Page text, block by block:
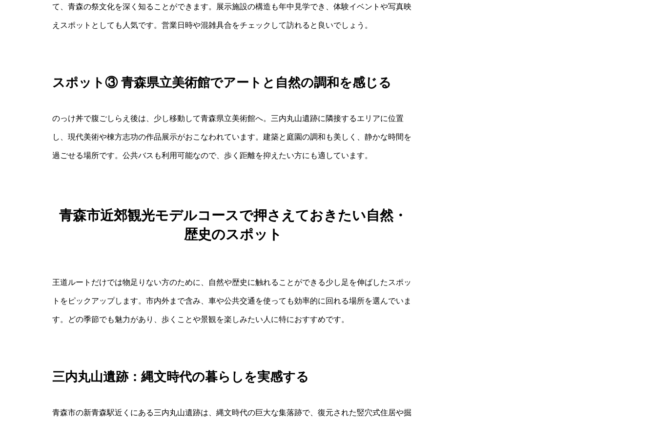
て、青森の祭文化を深く知ることができます。展示施設の構造も年中見学でき、体験イベントや写真映
えスポットとしても人気です。営業日時や混雑具合をチェックして訪れると良いでしょう。
スポット③ 青森県立美術館でアートと自然の調和を感じる
のっけ丼で腹ごしらえ後は、少し移動して青森県立美術館へ。三内丸山遺跡に隣接するエリアに位置
し、現代美術や棟方志功の作品展示がおこなわれています。建築と庭園の調和も美しく、静かな時間を
過ごせる場所です。公共バスも利用可能なので、歩く距離を抑えたい方にも適しています。
青森市近郊観光モデルコースで押さえておきたい自然・
歴史のスポット
王道ルートだけでは物足りない方のために、自然や歴史に触れることができる少し足を伸ばしたスポッ
トをピックアップします。市内外まで含み、車や公共交通を使っても効率的に回れる場所を選んでいま
す。どの季節でも魅力があり、歩くことや景観を楽しみたい人に特におすすめです。
三内丸山遺跡：縄文時代の暮らしを実感する
青森市の新青森駅近くにある三内丸山遺跡は、縄文時代の巨大な集落跡で、復元された竪穴式住居や掘